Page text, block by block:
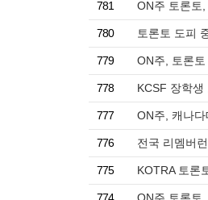
781 ON주 토론토
780 토론토 도피
779 ON주, 토론
778 KCSF 장학
777 ON주, 캐나
776 전국 리멤버
775 KOTRA 토론
774 ON주 토론토